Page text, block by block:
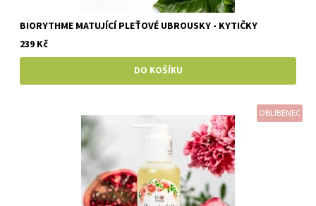
BIORYTHME MATUJÍCÍ PLEŤOVÉ UBROUSKY - KYTIČKY
239 Kč
OBLÍBENEC